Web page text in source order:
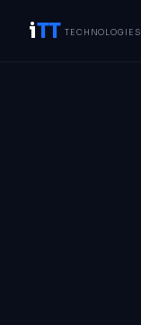
iTT TECHNOLOGIES